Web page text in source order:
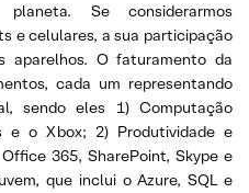
Se considerarmos
e celulares, a sua participação
aparelhos. O faturamento da
cada um representando
sendo eles 1) Computação
e o Xbox; 2) Produtividade e
365, SharePoint, Skype e
que inclui o Azure, SQL e